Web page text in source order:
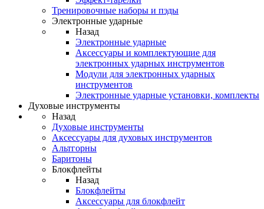
Тренировочные наборы и пэды
Электронные ударные
Назад
Электронные ударные
Аксессуары и комплектующие для
электронных ударных инструментов
Модули для электронных ударных
инструментов
Электронные ударные установки, комплекты
Духовые инструменты
Назад
Духовые инструменты
Аксессуары для духовых инструментов
Альтгорны
Баритоны
Блокфлейты
Назад
Блокфлейты
Аксессуары для блокфлейт